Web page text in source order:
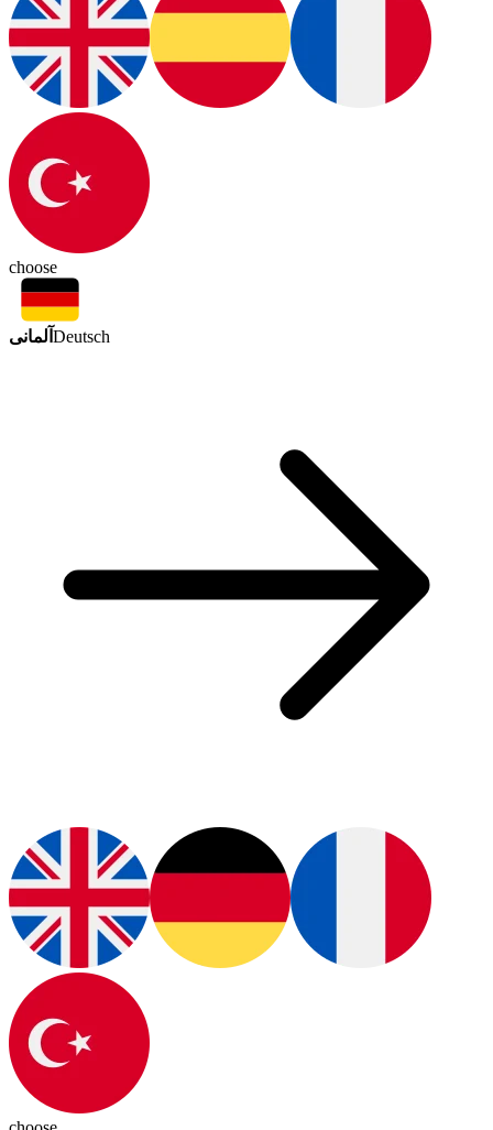
choose
آلمانی Deutsch